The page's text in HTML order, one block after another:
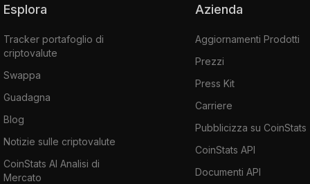
Esplora
Tracker portafoglio di
criptovalute
Swappa
Guadagna
Blog
Notizie sulle criptovalute
CoinStats AI Analisi di
Mercato
Azienda
Aggiornamenti Prodotti
Prezzi
Press Kit
Carriere
Pubblicizza su CoinStats
CoinStats API
Documenti API